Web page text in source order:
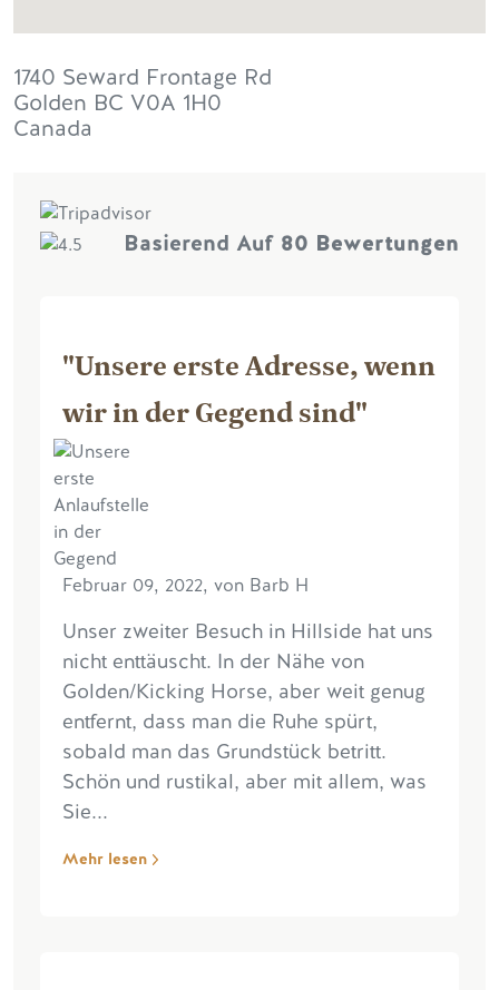
1740 Seward Frontage Rd
Golden BC V0A 1H0
Canada
Basierend Auf 80 Bewertungen
"Unsere erste Adresse, wenn
wir in der Gegend sind"
Februar 09, 2022, von Barb H
Unser zweiter Besuch in Hillside hat uns
nicht enttäuscht. In der Nähe von
Golden/Kicking Horse, aber weit genug
entfernt, dass man die Ruhe spürt,
sobald man das Grundstück betritt.
Schön und rustikal, aber mit allem, was
Sie...
Mehr lesen